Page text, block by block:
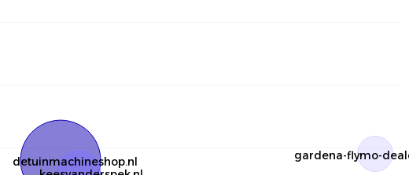
detuinmachineshop.nl gardena-flymo-